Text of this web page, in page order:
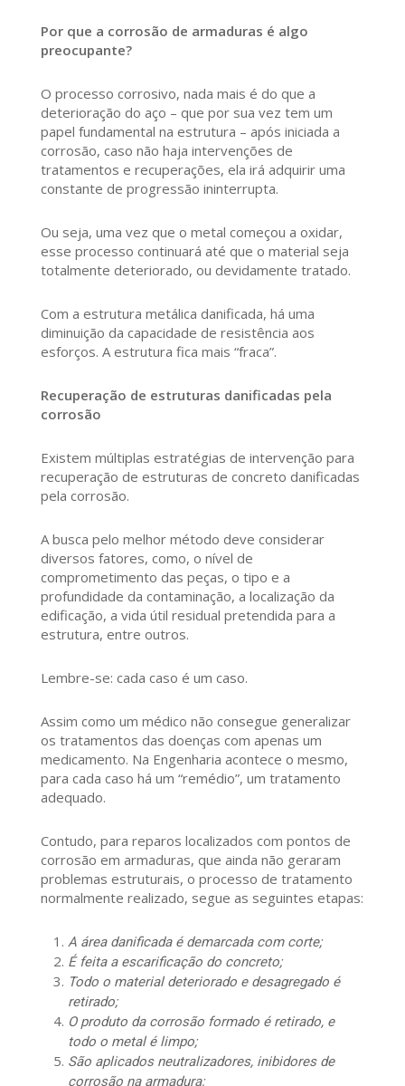
Por que a corrosão de armaduras é algo
preocupante?
O processo corrosivo, nada mais é do que a
deterioração do aço – que por sua vez tem um
papel fundamental na estrutura – após iniciada a
corrosão, caso não haja intervenções de
tratamentos e recuperações, ela irá adquirir uma
constante de progressão ininterrupta.
Ou seja, uma vez que o metal começou a oxidar,
esse processo continuará até que o material seja
totalmente deteriorado, ou devidamente tratado.
Com a estrutura metálica danificada, há uma
diminuição da capacidade de resistência aos
esforços. A estrutura fica mais “fraca”.
Recuperação de estruturas danificadas pela
corrosão
Existem múltiplas estratégias de intervenção para
recuperação de estruturas de concreto danificadas
pela corrosão.
A busca pelo melhor método deve considerar
diversos fatores, como, o nível de
comprometimento das peças, o tipo e a
profundidade da contaminação, a localização da
edificação, a vida útil residual pretendida para a
estrutura, entre outros.
Lembre-se: cada caso é um caso.
Assim como um médico não consegue generalizar
os tratamentos das doenças com apenas um
medicamento. Na Engenharia acontece o mesmo,
para cada caso há um “remédio”, um tratamento
adequado.
Contudo, para reparos localizados com pontos de
corrosão em armaduras, que ainda não geraram
problemas estruturais, o processo de tratamento
normalmente realizado, segue as seguintes etapas:
A área danificada é demarcada com corte;
É feita a escarificação do concreto;
Todo o material deteriorado e desagregado é
retirado;
O produto da corrosão formado é retirado, e
todo o metal é limpo;
São aplicados neutralizadores, inibidores de
corrosão na armadura;